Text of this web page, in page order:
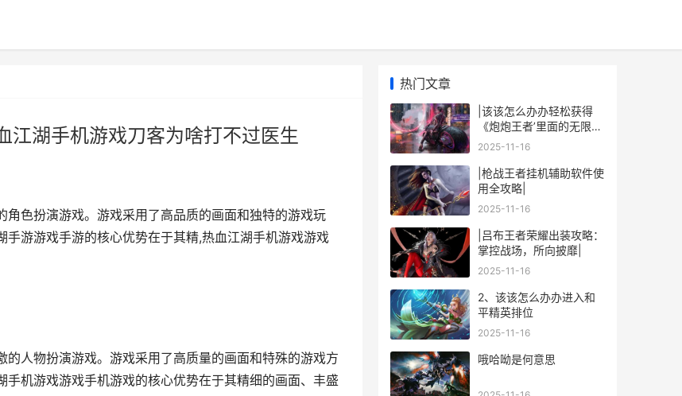
江湖手机游戏刀客为啥打不过医生
色扮演游戏。游戏采用了高品质的画面和独特的游戏玩
游游戏手游的核心优势在于其精,热血江湖手机游戏游戏
人物扮演游戏。游戏采用了高质量的画面和特殊的游戏方
机游戏游戏手机游戏的核心优势在于其精细的画面、丰盛
热门文章
|该该怎么办办轻松获得
《炮炮王者’里面的无限金
币和星星|
2025-11-16
|枪战王者挂机辅助软件使
用全攻略|
2025-11-16
|吕布王者荣耀出装攻略：
掌控战场，所向披靡|
2025-11-16
2、该该怎么办办进入和
平精英排位
2025-11-16
哦哈呦是何意思